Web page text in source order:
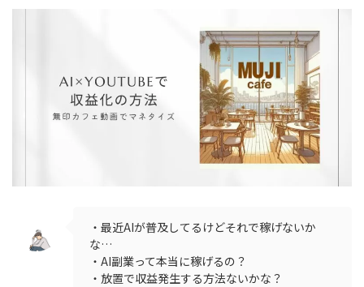
・最近AIが普及してるけどそれで稼げないか
な…
・AI副業って本当に稼げるの？
・放置で収益発生する方法ないかな？